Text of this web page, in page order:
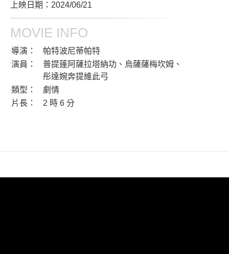
上映日期：2024/06/21
MOVIE INFO
導演：
帕特波尼蒂帕特
演員：
普提蓬阿薩拉塔納功、烏薩薩梅坎姆、
彤達婉奔提維此弓
類型：
劇情
片長：
2 時 6 分